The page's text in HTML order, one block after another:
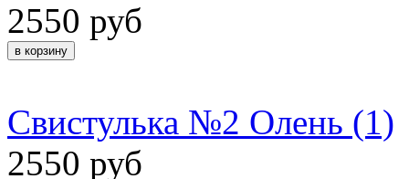
2550 руб
Свистулька №2 Олень (1)
2550 руб